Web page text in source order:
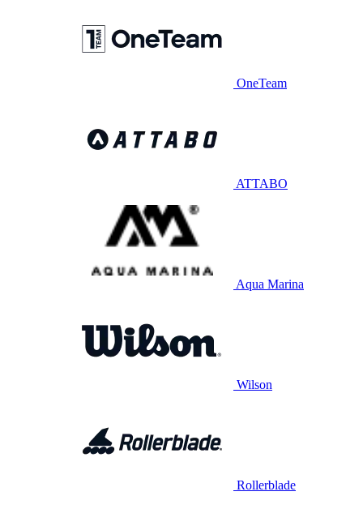
OneTeam
ATTABO
Aqua Marina
Wilson
Rollerblade